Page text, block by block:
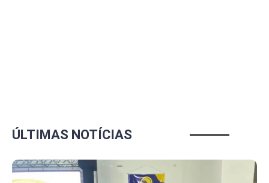
ÚLTIMAS NOTÍCIAS